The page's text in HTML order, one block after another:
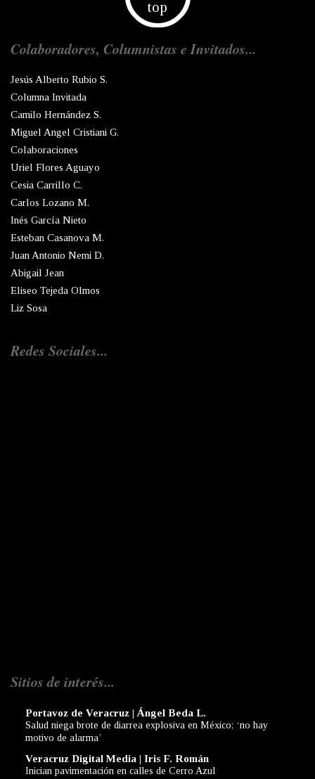
top
Colaboradores, Columnistas e Invitados...
Jesús Alberto Rubio S.
Columna Invitada
Camilo Hernández S.
Miguel Angel Cristiani G.
Colaboraciones
Uriel Flores Aguayo
Cesia Carrillo C.
Carlos Lozano M.
Inés García Nieto
Esteban Casanova M.
Juan Antonio Nemi D.
Abigail Jean
Eliseo Tejeda Olmos
Liz Sosa
Redes Sociales...
Sitios de interés...
Portavoz de Veracruz | Ángel Beda L.
Salud niega brote de diarrea explosiva en México; ‘no hay
motivo de alarma’
Veracruz Digital Media | Iris F. Román
Inician pavimentación en calles de Cerro Azul